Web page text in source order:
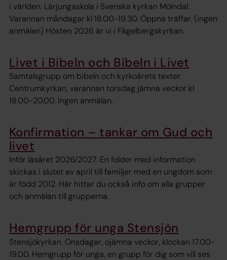
i världen. Lärjungaskola i Svenska kyrkan Mölndal.
Varannan måndagar kl 18.00-19.30. Öppna träffar. (ingen
anmälan) Hösten 2026 är vi i Fågelbergskyrkan.
Livet i Bibeln och Bibeln i Livet
Samtalsgrupp om bibeln och kyrkoårets texter.
Centrumkyrkan, varannan torsdag jämna veckor kl
18.00-20.00. Ingen anmälan.
Konfirmation – tankar om Gud och
livet
Inför läsåret 2026/2027. En folder med information
skickas i slutet av april till familjer med en ungdom som
är född 2012. Här hittar du också info om alla grupper
och anmälan till grupperna.
Hemgrupp för unga Stensjön
Stensjökyrkan. Onsdagar, ojämna veckor, klockan 17.00-
19.00. Hemgrupp för unga, en grupp för dig som vill ses